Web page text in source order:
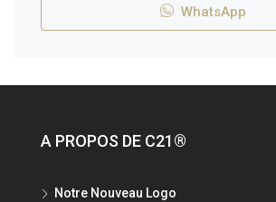
WhatsApp
A PROPOS DE C21®
Notre Nouveau Logo